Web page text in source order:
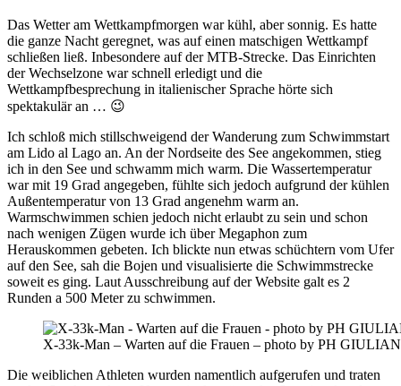
Das Wetter am Wettkampfmorgen war kühl, aber sonnig. Es hatte
die ganze Nacht geregnet, was auf einen matschigen Wettkampf
schließen ließ. Inbesondere auf der MTB-Strecke. Das Einrichten
der Wechselzone war schnell erledigt und die
Wettkampfbesprechung in italienischer Sprache hörte sich
spektakulär an … 😉
Ich schloß mich stillschweigend der Wanderung zum Schwimmstart
am Lido al Lago an. An der Nordseite des See angekommen, stieg
ich in den See und schwamm mich warm. Die Wassertemperatur
war mit 19 Grad angegeben, fühlte sich jedoch aufgrund der kühlen
Außentemperatur von 13 Grad angenehm warm an.
Warmschwimmen schien jedoch nicht erlaubt zu sein und schon
nach wenigen Zügen wurde ich über Megaphon zum
Herauskommen gebeten. Ich blickte nun etwas schüchtern vom Ufer
auf den See, sah die Bojen und visualisierte die Schwimmstrecke
soweit es ging. Laut Ausschreibung auf der Website galt es 2
Runden a 500 Meter zu schwimmen.
X-33k-Man – Warten auf die Frauen – photo by PH
Die weiblichen Athleten wurden namentlich aufgerufen und traten